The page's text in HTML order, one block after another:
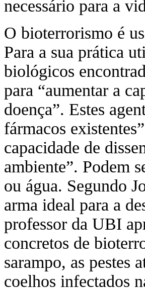
necessário para a
O bioterrorismo é
Para a sua prática
biológicos
para “aumentar a
doença”. Estes
fármacos
capacidade de
ambiente”. Podem
ou água. Segundo
arma ideal para a
professor da UBI
concretos de
sarampo, as pestes
coelhos infectados